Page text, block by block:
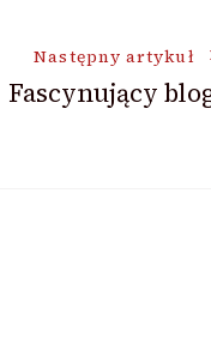
Następny artykuł
Fascynujący